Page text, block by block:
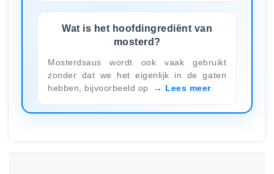
Wat is het hoofdingrediënt van
mosterd?
Mosterdsaus wordt ook vaak gebruikt
zonder dat we het eigenlijk in de gaten
hebben, bijvoorbeeld op
Lees meer